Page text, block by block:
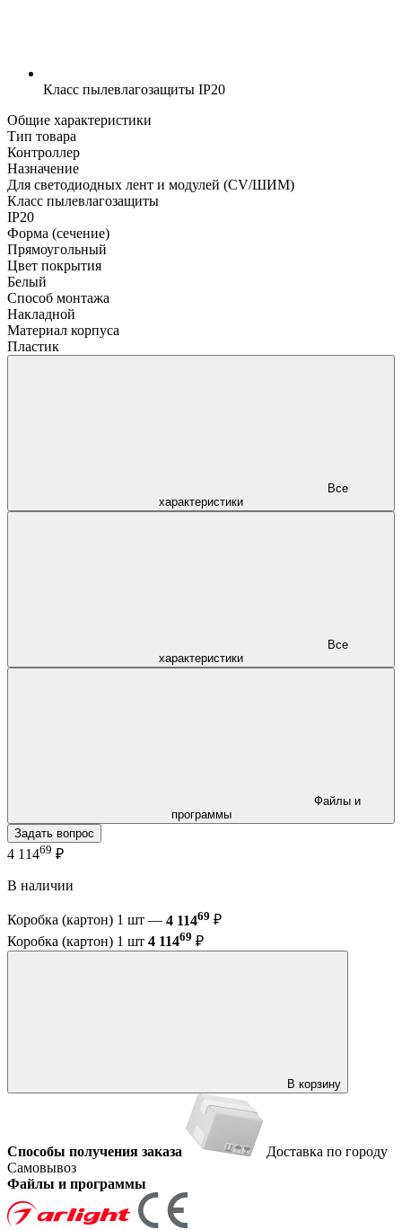
Класс пылевлагозащиты IP20
Общие характеристики
Тип товара
Контроллер
Назначение
Для светодиодных лент и модулей (CV/ШИМ)
Класс пылевлагозащиты
IP20
Форма (сечение)
Прямоугольный
Цвет покрытия
Белый
Способ монтажа
Накладной
Материал корпуса
Пластик
характеристики
характеристики
программы
Задать вопрос
4 11469 ₽
В наличии
Коробка (картон) 1 шт — 4 11469 ₽
Коробка (картон) 1 шт 4 11469 ₽
В корзину
Способы получения заказа
Доставка по городу
Самовывоз
Файлы и программы